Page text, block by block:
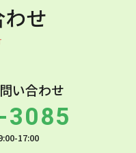
せ
い合わせ
3085
17:00